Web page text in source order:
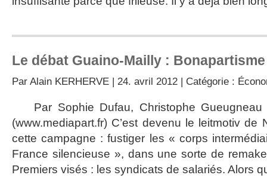
Le débat Guaino-Mailly :
Par Alain KERHERVE | 24. avril 2012 | Catégorie :
Par Sophie Dufau, Christophe Gueugneau
(www.mediapart.fr) C’est devenu le leitmotiv de
cette campagne : fustiger les « corps
France silencieuse », dans une sorte de
Premiers visés : les syndicats de salariés. Alors